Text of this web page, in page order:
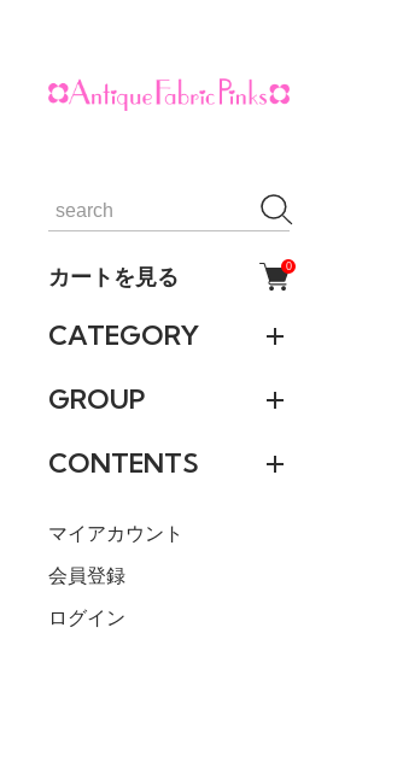
カートを見る 0
CATEGORY
GROUP
CONTENTS
マイアカウント
会員登録
ログイン